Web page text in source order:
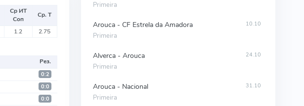
Ср ИТ
Соп
Ср. Т
1.2 2.75
Рез.
0:2
0:0
0:0
Primeira
Arouca - CF Estrela da Amadora
Primeira
10.10
Alverca - Arouca
Primeira
24.10
Arouca - Nacional
Primeira
31.10